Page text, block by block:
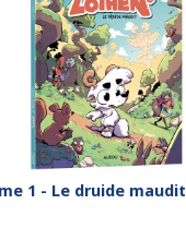
1 - Le druide maudit